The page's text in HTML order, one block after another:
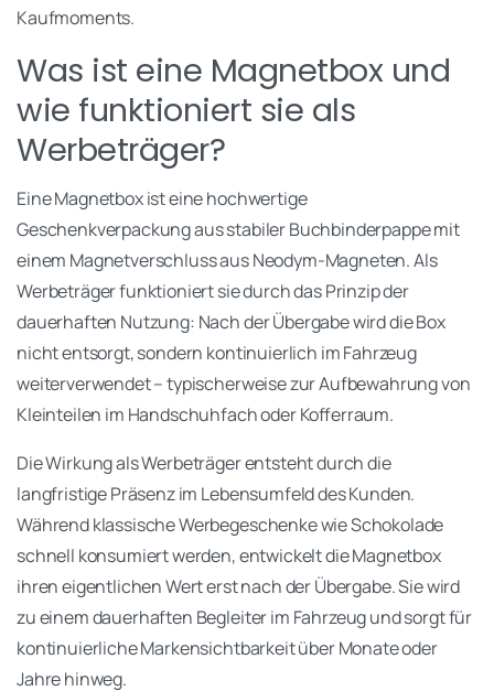
Kaufmoments.
Was ist eine Magnetbox und
wie funktioniert sie als
Werbeträger?
Eine Magnetbox ist eine hochwertige
Geschenkverpackung aus stabiler Buchbinderpappe mit
einem Magnetverschluss aus Neodym-Magneten. Als
Werbeträger funktioniert sie durch das Prinzip der
dauerhaften Nutzung: Nach der Übergabe wird die Box
nicht entsorgt, sondern kontinuierlich im Fahrzeug
weiterverwendet – typischerweise zur Aufbewahrung von
Kleinteilen im Handschuhfach oder Kofferraum.
Die Wirkung als Werbeträger entsteht durch die
langfristige Präsenz im Lebensumfeld des Kunden.
Während klassische Werbegeschenke wie Schokolade
schnell konsumiert werden, entwickelt die Magnetbox
ihren eigentlichen Wert erst nach der Übergabe. Sie wird
zu einem dauerhaften Begleiter im Fahrzeug und sorgt für
kontinuierliche Markensichtbarkeit über Monate oder
Jahre hinweg.